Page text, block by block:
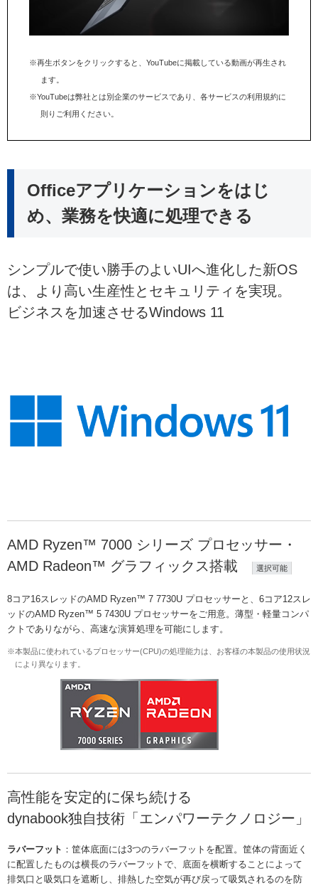
※再生ボタンをクリックすると、YouTubeに掲載している動画が再生され
ます。
※YouTubeは弊社とは別企業のサービスであり、各サービスの利用規約に
則りご利用ください。
Officeアプリケーションをはじ
め、業務を快適に処理できる
シンプルで使い勝手のよいUIへ進化した新OS
は、より高い生産性とセキュリティを実現。
ビジネスを加速させるWindows 11
AMD Ryzen™ 7000 シリーズ プロセッサー・
AMD Radeon™ グラフィックス搭載
選択可能
8コア16スレッドのAMD Ryzen™ 7 7730U プロセッサーと、6コア12スレ
ッドのAMD Ryzen™ 5 7430U プロセッサーをご用意。薄型・軽量コンパ
クトでありながら、高速な演算処理を可能にします。
※本製品に使われているプロセッサー(CPU)の処理能力は、お客様の本製品の使用状況
により異なります。
高性能を安定的に保ち続ける
dynabook独自技術「エンパワーテクノロジー」
ラバーフット ：筐体底面には3つのラバーフットを配置。筐体の背面近く
に配置したものは横長のラバーフットで、底面を横断することによって
排気口と吸気口を遮断し、排熱した空気が再び戻って吸気されるのを防